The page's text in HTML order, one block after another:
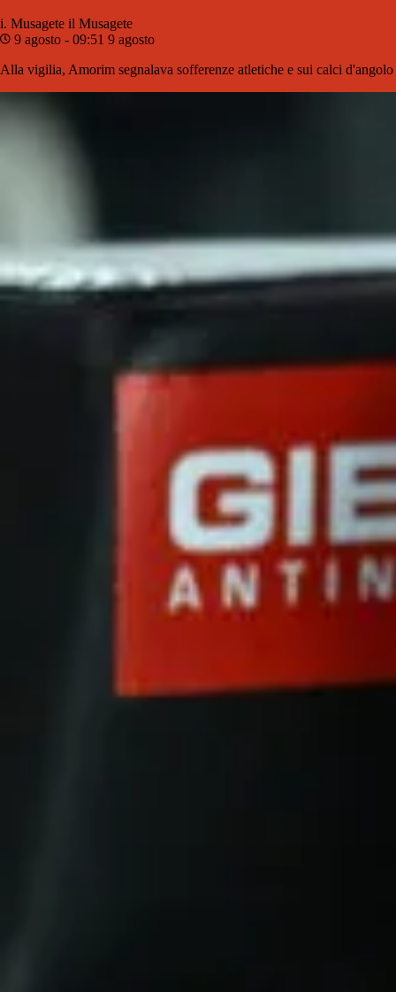
i. Musagete il Musagete
9 agosto - 09:51 9 agosto
Alla vigilia, Amorim segnalava sofferenze atletiche e sui calci d'angolo